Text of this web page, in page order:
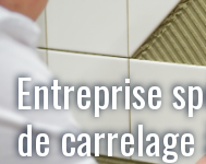
Entreprise
de